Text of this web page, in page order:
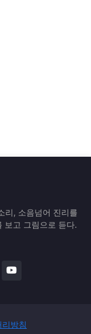
리, 소음넘어 진리를
보고 그림으로 듣다.
방침